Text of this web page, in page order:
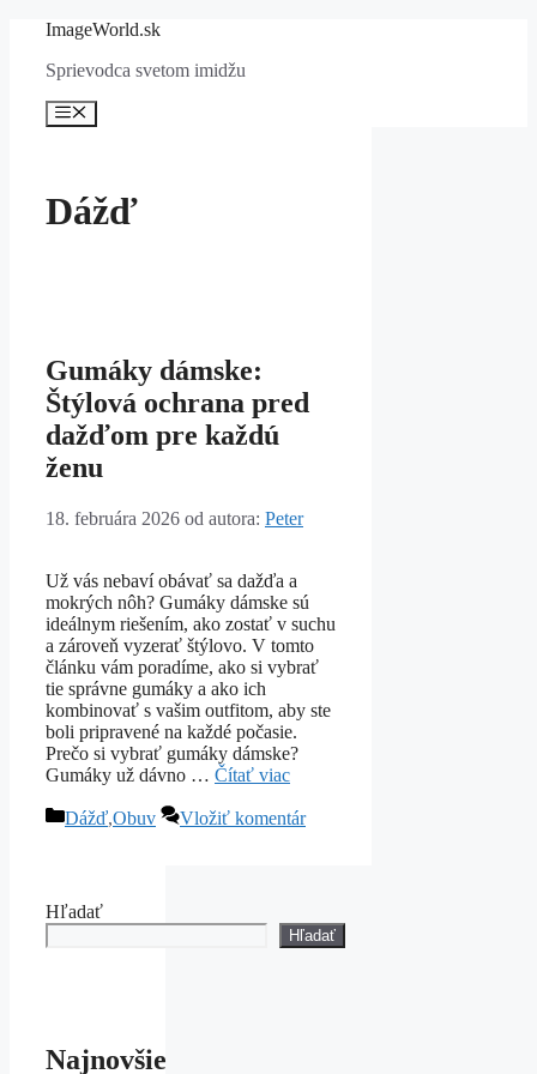
Preskočiť
obsah
ImageWorld.sk
Sprievodca svetom imidžu
Menu
Dážď
Gumáky dámske:
Štýlová ochrana pred
dažďom pre každú
ženu
18. februára 2026 od autora: Peter
Už vás nebaví obávať sa dažďa a
mokrých nôh? Gumáky dámske sú
ideálnym riešením, ako zostať v suchu
a zároveň vyzerať štýlovo. V tomto
článku vám poradíme, ako si vybrať
tie správne gumáky a ako ich
kombinovať s vašim outfitom, aby ste
boli pripravené na každé počasie.
Prečo si vybrať gumáky dámske?
Gumáky už dávno … Čítať viac
Kategórie
Dážď,Obuv Vložiť komentár
Hľadať
Hľadať
Najnovšie